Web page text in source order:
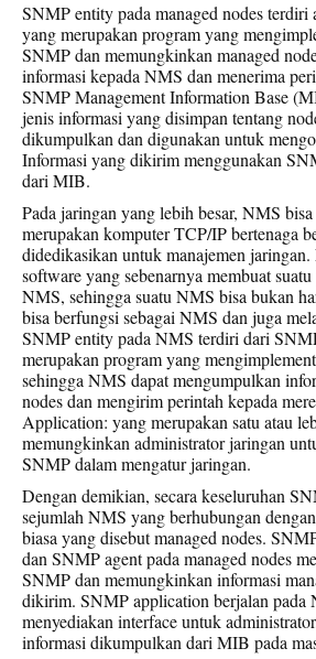
SNMP entity pada managed nodes terdiri
yang merupakan program yang
SNMP dan memungkinkan managed
informasi kepada NMS dan menerima
SNMP Management Information Base
jenis informasi yang disimpan tentang
dikumpulkan dan digunakan untuk
Informasi yang dikirim menggunakan
dari MIB.
Pada jaringan yang lebih besar, NMS bisa
merupakan komputer TCP/IP bertenaga
didedikasikan untuk manajemen jaringan.
software yang sebenarnya membuat
NMS, sehingga suatu NMS bisa bukan
bisa berfungsi sebagai NMS dan juga
SNMP entity pada NMS terdiri dari
merupakan program yang
sehingga NMS dapat mengumpulkan
nodes dan mengirim perintah kepada
Application: yang merupakan satu atau
memungkinkan administrator jaringan
SNMP dalam mengatur jaringan.
Dengan demikian, secara keseluruhan
sejumlah NMS yang berhubungan
biasa yang disebut managed nodes.
dan SNMP agent pada managed nodes
SNMP dan memungkinkan informasi
dikirim. SNMP application berjalan pada
menyediakan interface untuk
informasi dikumpulkan dari MIB pada